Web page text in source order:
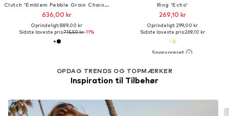
Clutch 'Emblem Pebble Grain Chain Strap Clutch'
636,00 kr
Oprindeligt: 889,00 kr
Sidste laveste pris:715,50 kr-11%
Ring 'Echo'
269,10 kr
Oprindeligt: 299,00 kr
Sidste laveste pris:269,10 kr
OPDAG TRENDS OG TOPMÆRKER
Inspiration til Tilbehør